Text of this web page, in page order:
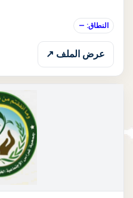
النطاق: —
عرض الملف ↗